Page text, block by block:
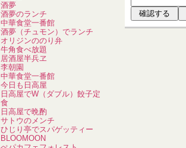
酒夢
酒夢のランチ
中華食堂一番館
酒夢（チュモン）でランチ
オリジンののり弁
牛角食べ放題
居酒屋半兵ヱ
李朝園
中華食堂一番館
今日も日高屋
日高屋でW（ダブル）餃子定
食
日高屋で晩酌
サトウのメンチ
ひじり亭でスパゲッティー
BLOOMOON